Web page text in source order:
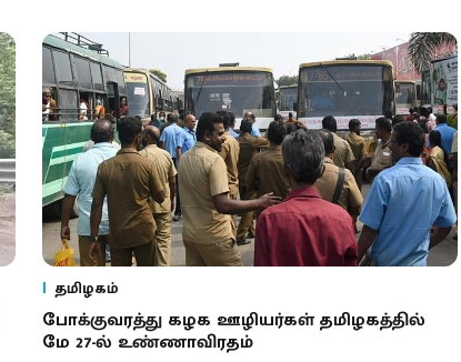
தமிழகம்
போக்குவரத்து கழக ஊழியர்கள் தமிழகத்தில்
மே 27-ல் உண்ணாவிரதம்